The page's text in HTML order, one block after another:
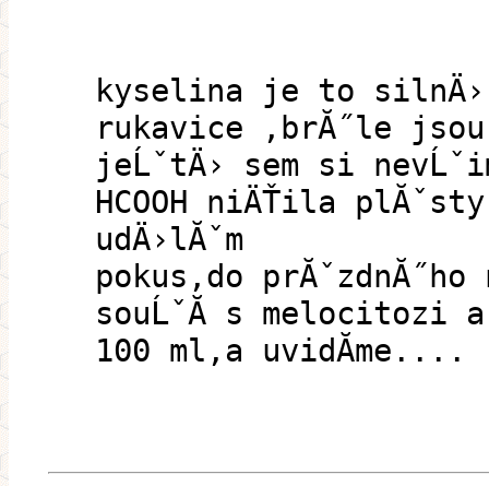
kyselina je to silnÄ›
rukavice ,brĂ˝le jsou
jeĹˇtÄ› sem si
HCOOH niÄŤila
udÄ›lĂˇm
pokus,do
souĹˇĂ­ s melocitozi a
100 ml,a uvidĂ­me....